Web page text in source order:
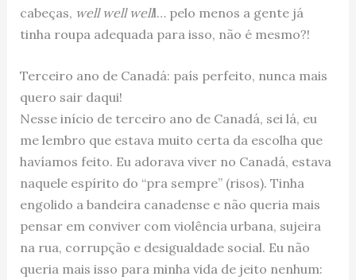
cabeças, well well welll… pelo menos a gente já
tinha roupa adequada para isso, não é mesmo?!
Terceiro ano de Canadá: país perfeito, nunca mais
quero sair daqui!
Nesse início de terceiro ano de Canadá, sei lá, eu
me lembro que estava muito certa da escolha que
havíamos feito. Eu adorava viver no Canadá, estava
naquele espírito do “pra sempre” (risos). Tinha
engolido a bandeira canadense e não queria mais
pensar em conviver com violência urbana, sujeira
na rua, corrupção e desigualdade social. Eu não
queria mais isso para minha vida de jeito nenhum: